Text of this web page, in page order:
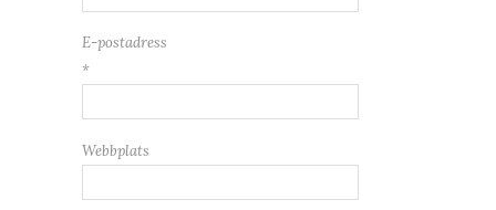
E-postadress
*
Webbplats